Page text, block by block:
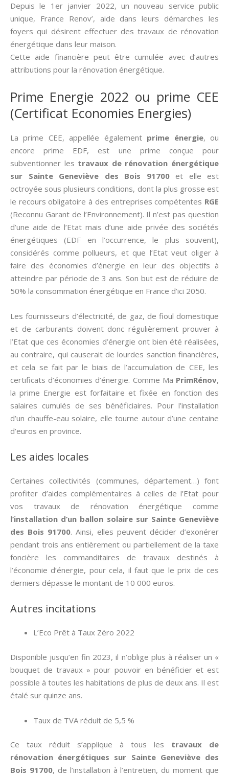
Depuis le 1er janvier 2022, un nouveau service public
unique, France Renov’, aide dans leurs démarches les
foyers qui désirent effectuer des travaux de rénovation
énergétique dans leur maison.
Cette aide financière peut être cumulée avec d’autres
attributions pour la rénovation énergétique.
Prime Energie 2022 ou prime CEE
(Certificat Economies Energies)
La prime CEE, appellée également prime énergie, ou
encore prime EDF, est une prime conçue pour
subventionner les travaux de rénovation énergétique
sur Sainte Geneviève des Bois 91700et elle est
octroyée sous plusieurs conditions, dont la plus grosse est
le recours obligatoire à des entreprises compétentes RGE
(Reconnu Garant de l’Environnement). Il n’est pas question
d’une aide de l’Etat mais d’une aide privée des sociétés
énergétiques (EDF en l’occurrence, le plus souvent),
considérés comme pollueurs, et que l’Etat veut oliger à
faire des économies d’énergie en leur des objectifs à
atteindre par période de 3 ans. Son but est de réduire de
50% la consommation énergétique en France d’ici 2050.
Les fournisseurs d’électricité, de gaz, de fioul domestique
et de carburants doivent donc régulièrement prouver à
l’Etat que ces économies d’énergie ont bien été réalisées,
au contraire, qui causerait de lourdes sanction financières,
et cela se fait par le biais de l’accumulation de CEE, les
certificats d’économies d’énergie. Comme Ma PrimRénov,
la prime Energie est forfaitaire et fixée en fonction des
salaires cumulés de ses bénéficiaires. Pour l’installation
d’un chauffe-eau solaire, elle tourne autour d’une centaine
d’euros en province.
Les aides locales
Certaines collectivités (communes, département…) font
profiter d’aides complémentaires à celles de l’Etat pour
vos travaux de rénovation énergétique comme
l’installation d’un ballon solaire sur Sainte Geneviève
des Bois 91700. Ainsi, elles peuvent décider d’exonérer
pendant trois ans entièrement ou partiellement de la taxe
foncière les commanditaires de travaux destinés à
l’économie d’énergie, pour cela, il faut que le prix de ces
derniers dépasse le montant de 10 000 euros.
Autres incitations
L’Eco Prêt à Taux Zéro 2022
Disponible jusqu’en fin 2023, il n’oblige plus à réaliser un «
bouquet de travaux » pour pouvoir en bénéficier et est
possible à toutes les habitations de plus de deux ans. Il est
étalé sur quinze ans.
Taux de TVA réduit de 5,5 %
Ce taux réduit s’applique à tous les travaux de
rénovation énergétiques sur Sainte Geneviève des
Bois 91700, de l’installation à l’entretien, du moment que